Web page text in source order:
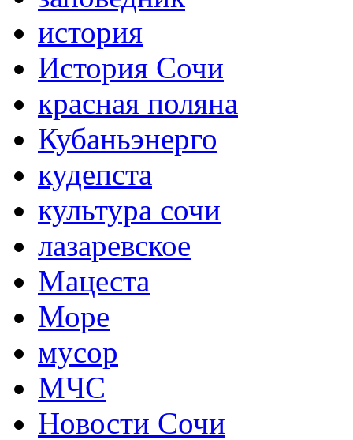
история
История Сочи
красная поляна
Кубаньэнерго
кудепста
культура сочи
лазаревское
Мацеста
Море
мусор
МЧС
Новости Сочи